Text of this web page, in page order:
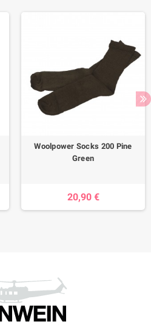
Woolpower Socks 200 Pine
Green
20,90 €